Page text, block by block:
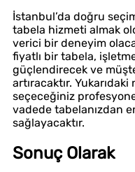
İstanbul’da doğru
tabela hizmeti almak
verici bir deneyim
fiyatlı bir tabela,
güçlendirecek ve
artıracaktır.
seçeceğiniz
vadede tabelanızdan
sağlayacaktır.
Sonuç Olarak